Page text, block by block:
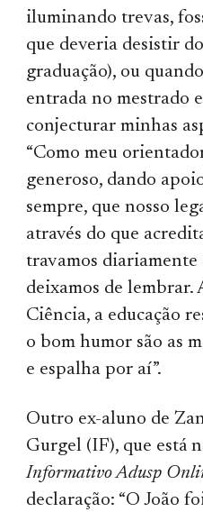
iluminando trevas,
que deveria desistir
graduação), ou
entrada no mestrado
conjecturar minhas
“Como meu
generoso, dando
sempre, que nosso
através do que
travamos
deixamos de lembrar.
Ciência, a educação
o bom humor são as
e espalha por aí”.
Outro ex-aluno de
Gurgel (IF), que está
Informativo Adusp
declaração: “O João